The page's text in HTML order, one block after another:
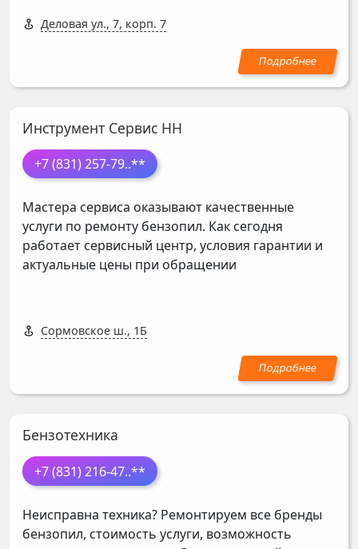
Деловая ул., 7, корп. 7
Инструмент Сервис НН
+7 (831) 257-79..**
Мастера сервиса оказывают качественные
услуги по ремонту бензопил. Как сегодня
работает сервисный центр, условия гарантии и
актуальные цены при обращении
Сормовское ш., 1Б
Бензотехника
+7 (831) 216-47..**
Неисправна техника? Ремонтируем все бренды
бензопил, стоимость услуги, возможность